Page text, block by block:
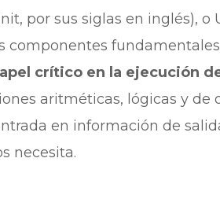
por sus siglas en inglés), o
componentes
crítico en la ejecución
aritméticas, lógicas y de
en información de
necesita.